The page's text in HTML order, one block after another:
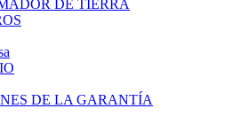
DE TIERRA
DE LA GARANTÍA